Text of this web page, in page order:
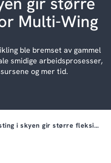
Multi-Wing
ble bremset av gammel
smidige arbeidsprosesser,
og mer tid.
i skyen gir større fleksibilitet for Multi…